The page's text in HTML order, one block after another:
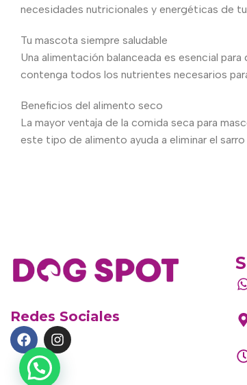
necesidades nutricionales y energéticas de
Tu mascota siempre saludable
Una alimentación balanceada es esencial
contenga todos los nutrientes necesarios
Beneficios del alimento seco
La mayor ventaja de la comida seca para
este tipo de alimento ayuda a eliminar el
Redes Sociales